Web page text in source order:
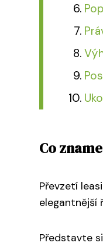
Co
Převzetí
elegantnější
Představte